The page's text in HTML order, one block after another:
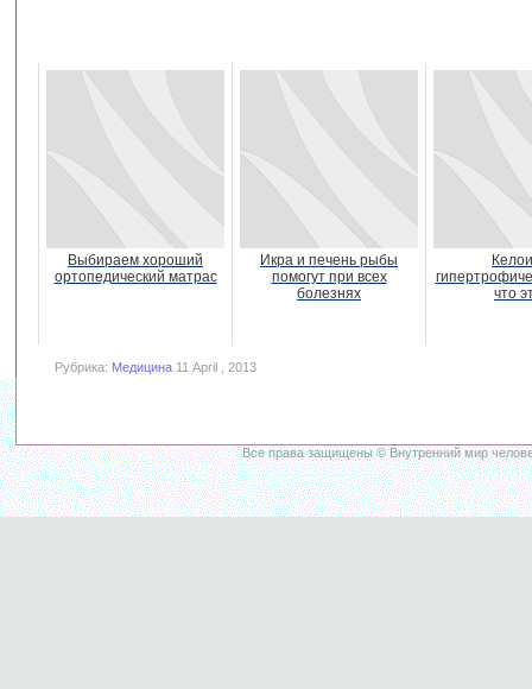
Выбираем хороший
ортопедический матрас
Икра и печень рыбы
помогут при всех
болезнях
что
Рубрика: Медицина 11 April , 2013
Все права защищены © Внутренний мир